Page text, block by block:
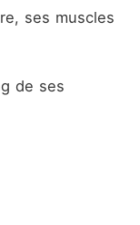
ses muscles
de ses